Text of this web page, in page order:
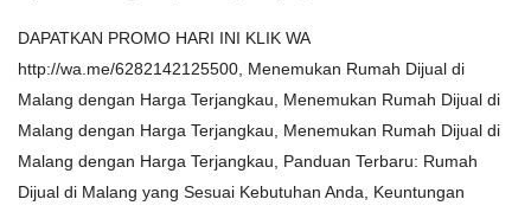
DAPATKAN PROMO HARI INI KLIK WA
http://wa.me/6282142125500, Menemukan Rumah Dijual di
Malang dengan Harga Terjangkau, Menemukan Rumah Dijual di
Malang dengan Harga Terjangkau, Menemukan Rumah Dijual di
Malang dengan Harga Terjangkau, Panduan Terbaru: Rumah
Dijual di Malang yang Sesuai Kebutuhan Anda, Keuntungan